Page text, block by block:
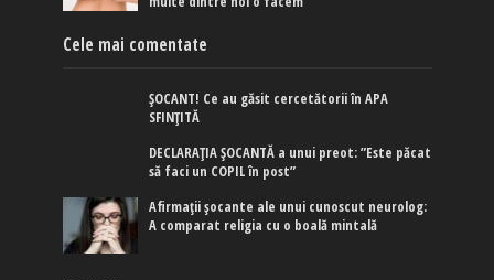
Cele mai comentate
ȘOCANT! Ce au găsit cercetătorii în APA
SFINȚITĂ
DECLARAȚIA ȘOCANTĂ a unui preot: ”Este păcat
să faci un COPIL în post”
Afirmaţii şocante ale unui cunoscut neurolog:
A comparat religia cu o boală mintală